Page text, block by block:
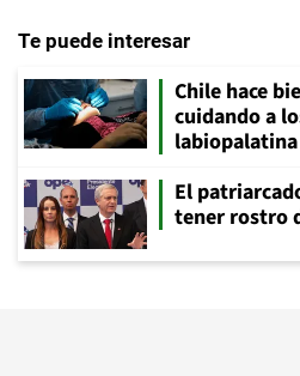
Te puede interesar
Chile hace
cuidando a
labiopalatina
El
tener rostro